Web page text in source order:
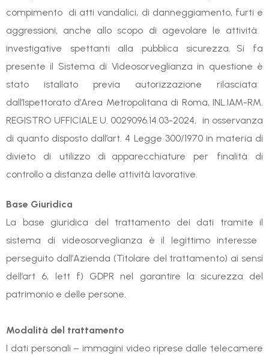
compimento di atti vandalici, di danneggiamento, furti e
aggressioni, anche allo scopo di agevolare le attività
investigative spettanti alla pubblica sicurezza. Si fa
presente il Sistema di Videosorveglianza in questione è
stato istallato previa autorizzazione rilasciata
dall’Ispettorato d’Area Metropolitana di Roma, INL.IAM-RM.
REGISTRO UFFICIALE U. 0029096.14.03-2024, in osservanza
di quanto disposto dall’art. 4 Legge 300/1970 in materia di
divieto di utilizzo di apparecchiature per finalità di
controllo a distanza delle attività lavorative.
Base Giuridica
La base giuridica del trattamento dei dati tramite il
sistema di videosorveglianza è il legittimo interesse
perseguito dall’Azienda (Titolare del trattamento) ai sensi
dell’art 6, lett f) GDPR nel garantire la sicurezza del
patrimonio e delle persone.
Modalità del trattamento
I dati personali – immagini video riprese dalle telecamere